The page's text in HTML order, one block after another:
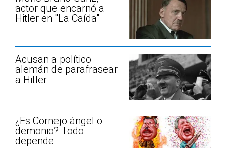
actor que encarnó a
Hitler en "La Caída"
Acusan a político
alemán de parafrasear
a Hitler
¿Es Cornejo ángel o
demonio? Todo
depende